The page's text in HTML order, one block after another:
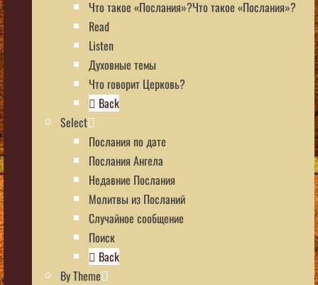
Что такое «Послания»?Что такое «Послания»?
Read
Listen
Духовные темы
Что говорит Церковь?
Back
Select
Послания по дате
Послания Ангела
Недавние Послания
Молитвы из Посланий
Случайное сообщение
Поиск
Back
By Theme